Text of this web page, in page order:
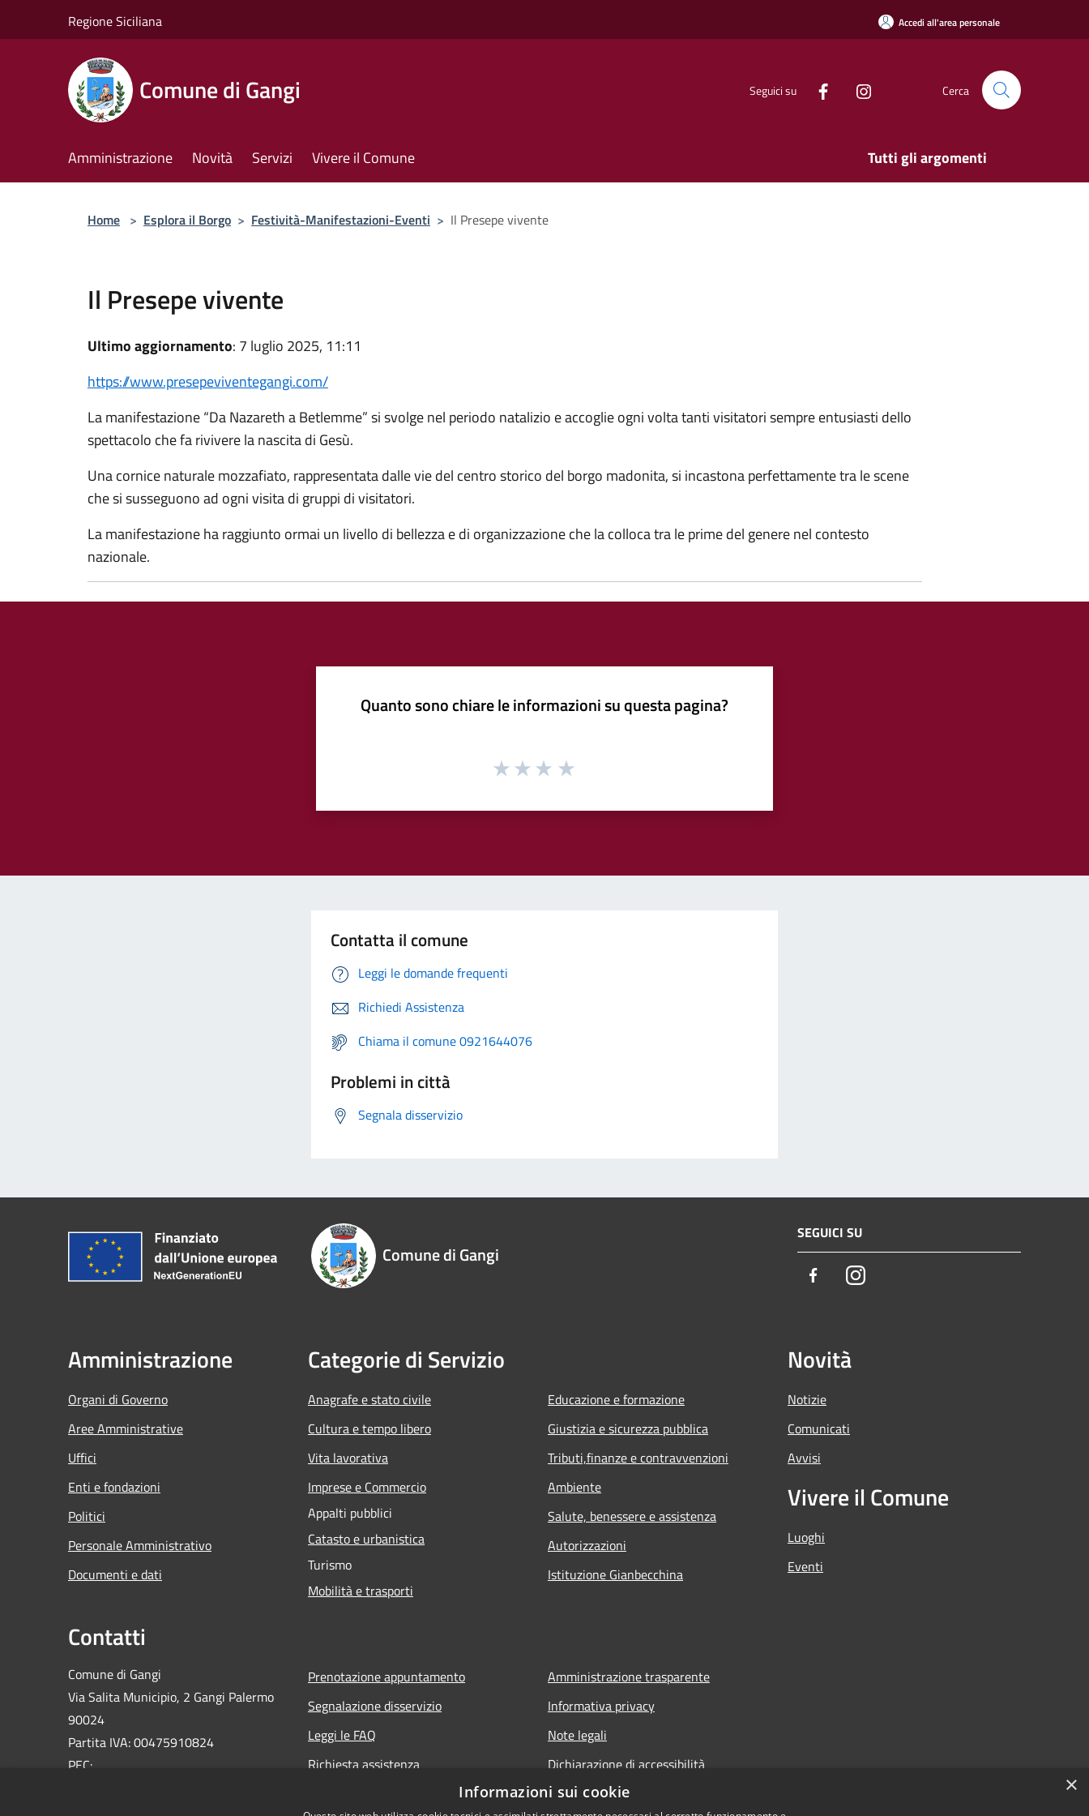
Regione Siciliana Accedi all'area personale
Comune di Gangi Seguici su Cerca
Amministrazione Novità Servizi Vivere il Comune Tutti gli argomenti
Home > Esplora il Borgo > Festività-Manifestazioni-Eventi > Il Presepe vivente
Il Presepe vivente
Ultimo aggiornamento: 7 luglio 2025, 11:11
https://www.presepeviventegangi.com/
La manifestazione “Da Nazareth a Betlemme” si svolge nel periodo natalizio e accoglie ogni volta tanti visitatori sempre entusiasti dello
spettacolo che fa rivivere la nascita di Gesù.
Una cornice naturale mozzafiato, rappresentata dalle vie del centro storico del borgo madonita, si incastona perfettamente tra le scene
che si susseguono ad ogni visita di gruppi di visitatori.
La manifestazione ha raggiunto ormai un livello di bellezza e di organizzazione che la colloca tra le prime del genere nel contesto
nazionale.
Quanto sono chiare le informazioni su questa pagina?
Contatta il comune
Leggi le domande frequenti
Richiedi Assistenza
Chiama il comune 0921644076
Problemi in città
Segnala disservizio
Comune di Gangi
SEGUICI SU
FacebookInstagram
Amministrazione
Organi di Governo
Aree Amministrative
Uffici
Enti e fondazioni
Politici
Personale Amministrativo
Documenti e dati
Categorie di Servizio
Anagrafe e stato civile
Cultura e tempo libero
Vita lavorativa
Imprese e Commercio
Appalti pubblici
Catasto e urbanistica
Turismo
Mobilità e trasporti
Educazione e formazione
Giustizia e sicurezza pubblica
Tributi,finanze e contravvenzioni
Ambiente
Salute, benessere e assistenza
Autorizzazioni
Istituzione Gianbecchina
Novità
Notizie
Comunicati
Avvisi
Vivere il Comune
Luoghi
Eventi
Contatti
Comune di Gangi
Via Salita Municipio, 2 Gangi Palermo
90024
Partita IVA: 00475910824
PEC:
Prenotazione appuntamento
Segnalazione disservizio
Leggi le FAQ
Richiesta assistenza
Amministrazione trasparente
Informativa privacy
Note legali
Dichiarazione di accessibilità
×
Informazioni sui cookie